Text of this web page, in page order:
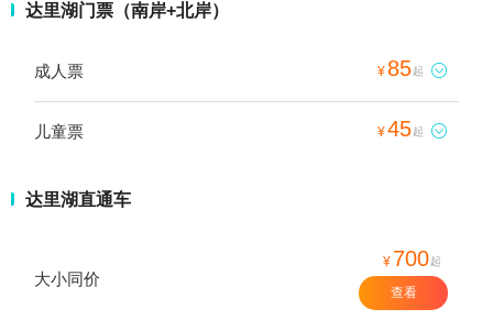
达里湖门票（南岸+北岸）
成人票 ¥ 85起 
儿童票 ¥45起 
达里湖直通车
大小同价
¥ 700起
查看